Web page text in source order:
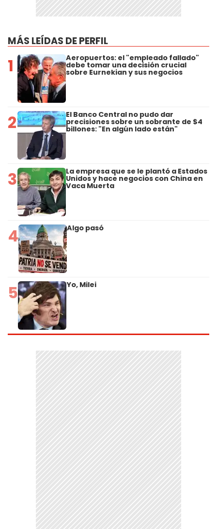
MÁS LEÍDAS DE PERFIL
1 Aeropuertos: el "empleado fallado"
debe tomar una decisión crucial
sobre Eurnekian y sus negocios
2 El Banco Central no pudo dar
precisiones sobre un sobrante de $4
billones: "En algún lado están"
3 La empresa que se le plantó a Estados
Unidos y hace negocios con China en
Vaca Muerta
4 Algo pasó
5 Yo, Milei